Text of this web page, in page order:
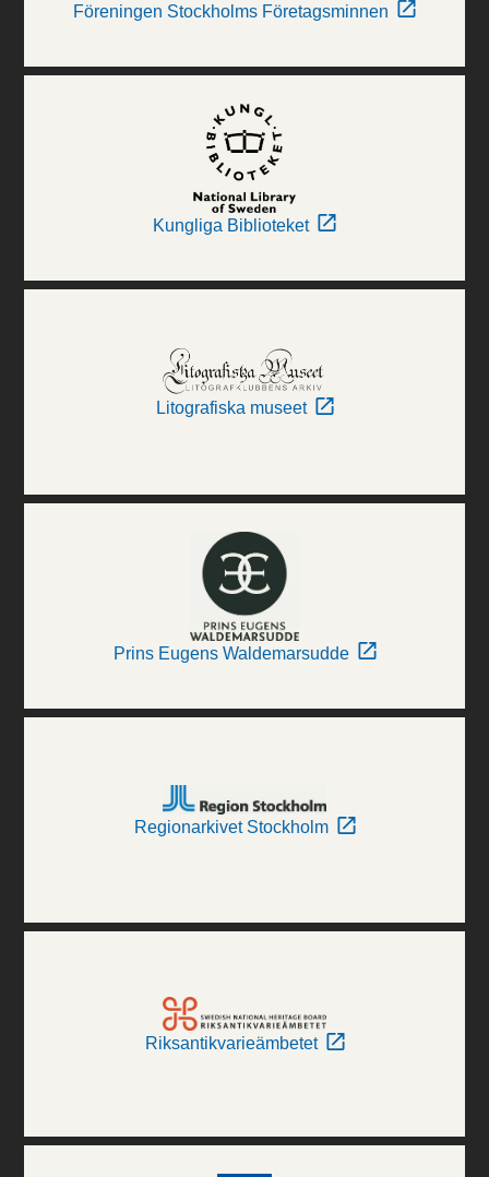
Föreningen Stockholms Företagsminnen
Kungliga Biblioteket
Litografiska museet
Prins Eugens Waldemarsudde
Regionarkivet Stockholm
Riksantikvarieämbetet